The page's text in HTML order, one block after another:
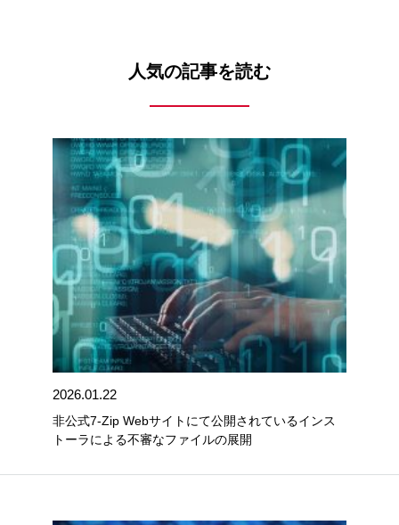
人気の記事を読む
2026.01.22
非公式7-Zip Webサイトにて公開されているインス
トーラによる不審なファイルの展開